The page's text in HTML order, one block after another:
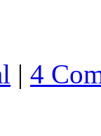
| 4